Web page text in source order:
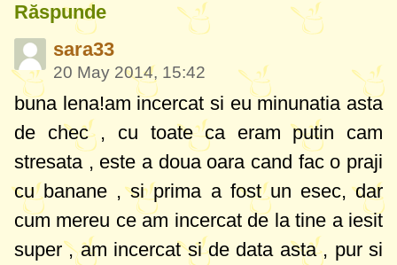
Răspunde
sara33
20 May 2014, 15:42
buna lena!am incercat si eu minunatia asta
de chec , cu toate ca eram putin cam
stresata , este a doua oara cand fac o praji
cu banane , si prima a fost un esec, dar
cum mereu ce am incercat de la tine a iesit
super , am incercat si de data asta , pur si